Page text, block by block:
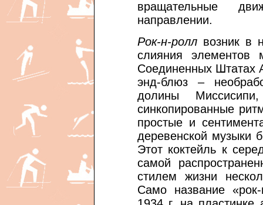
вращательные
направлении.
Рок-н-ролл возник в
слияния элементов
Соединенных Штатах
энд-блюз –
долины
синкопированные
простые и
деревенской музыки
Этот коктейль к
самой
стилем жизни
Само название